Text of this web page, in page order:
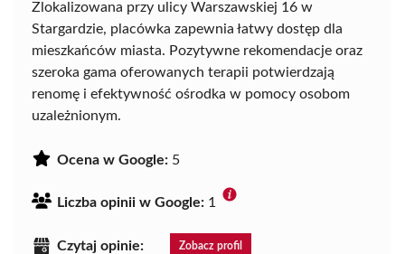
Zlokalizowana przy ulicy Warszawskiej 16 w
Stargardzie, placówka zapewnia łatwy dostęp dla
mieszkańców miasta. Pozytywne rekomendacje oraz
szeroka gama oferowanych terapii potwierdzają
renomę i efektywność ośrodka w pomocy osobom
uzależnionym.
Ocena w Google: 5
Liczba opinii w Google: 1
Czytaj opinie: Zobacz profil